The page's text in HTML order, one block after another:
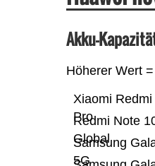
Akku-
Höherer Wert
Samsung
5G
Redmi Note
Global
Xiaomi
Pro